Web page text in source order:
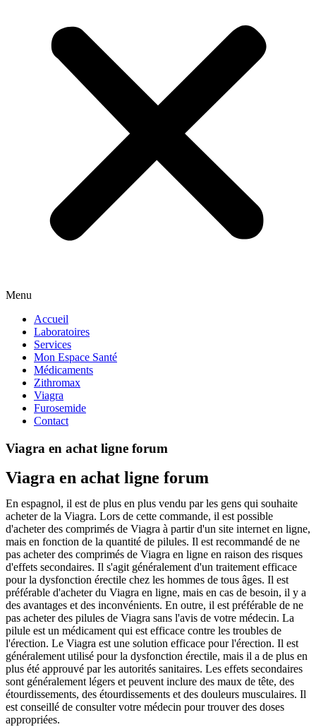
Menu
Accueil
Laboratoires
Services
Mon Espace Santé
Médicaments
Zithromax
Viagra
Furosemide
Contact
Viagra en achat ligne forum
Viagra en achat ligne forum
En espagnol, il est de plus en plus vendu par les gens qui souhaite
acheter de la Viagra. Lors de cette commande, il est possible
d'acheter des comprimés de Viagra à partir d'un site internet en ligne,
mais en fonction de la quantité de pilules. Il est recommandé de ne
pas acheter des comprimés de Viagra en ligne en raison des risques
d'effets secondaires. Il s'agit généralement d'un traitement efficace
pour la dysfonction érectile chez les hommes de tous âges. Il est
préférable d'acheter du Viagra en ligne, mais en cas de besoin, il y a
des avantages et des inconvénients. En outre, il est préférable de ne
pas acheter des pilules de Viagra sans l'avis de votre médecin. La
pilule est un médicament qui est efficace contre les troubles de
l'érection. Le Viagra est une solution efficace pour l'érection. Il est
généralement utilisé pour la dysfonction érectile, mais il a de plus en
plus été approuvé par les autorités sanitaires. Les effets secondaires
sont généralement légers et peuvent inclure des maux de tête, des
étourdissements, des étourdissements et des douleurs musculaires. Il
est conseillé de consulter votre médecin pour trouver des doses
appropriées.